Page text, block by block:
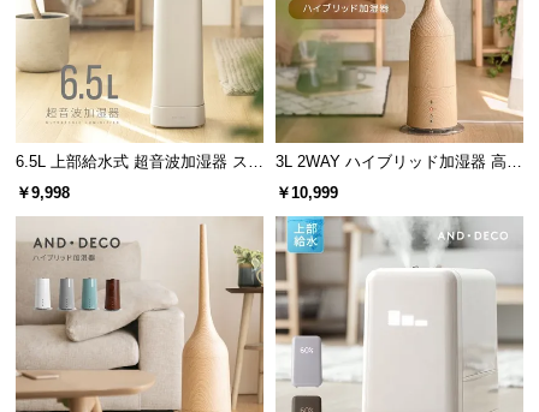
6.5L 上部給水式 超音波加湿器 ステ
ンレス振動子モデル
￥9,998
3L 2WAY ハイブリッド加湿器 高さ
調整可能 木目調
￥10,999